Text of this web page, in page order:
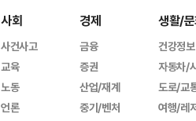
사회
사건사고
교육
노동
언론
경제
금융
증권
산업/재계
중기/벤처
생활/
건강정보
자동차/
도로/교
여행/레